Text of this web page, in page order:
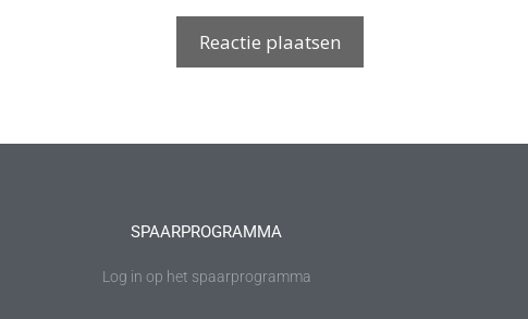
SPAARPROGRAMMA
Log in op het spaarprogramma